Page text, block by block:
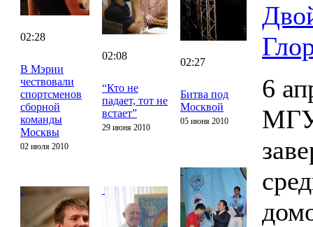
02:28
В Мэрии
чествовали
спортсменов
сборной
команды
Москвы
02 июля 2010
02:08
“Кто не
падает, тот не
встает”
29 июня 2010
02:27
Битва под
Москвой
05 июня 2010
6